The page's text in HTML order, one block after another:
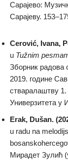
Сарајево:
Сарајеву.
Cerović, Ivana,
u Tužnim
Зборник радова
2019. године
стваралаштву
Универзитета у
Erak, Dušan.
u radu na
Мирадет Зулић